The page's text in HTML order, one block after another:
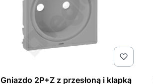
Gniazdo 2P+Z z przesłoną i klapką